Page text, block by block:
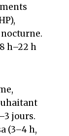
h–22 h
jours.
(3–4 h,